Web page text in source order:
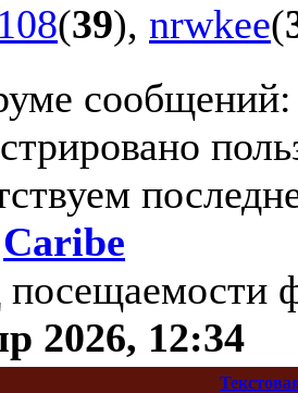
(39), nrwkee(
Caribe
2026, 12:34